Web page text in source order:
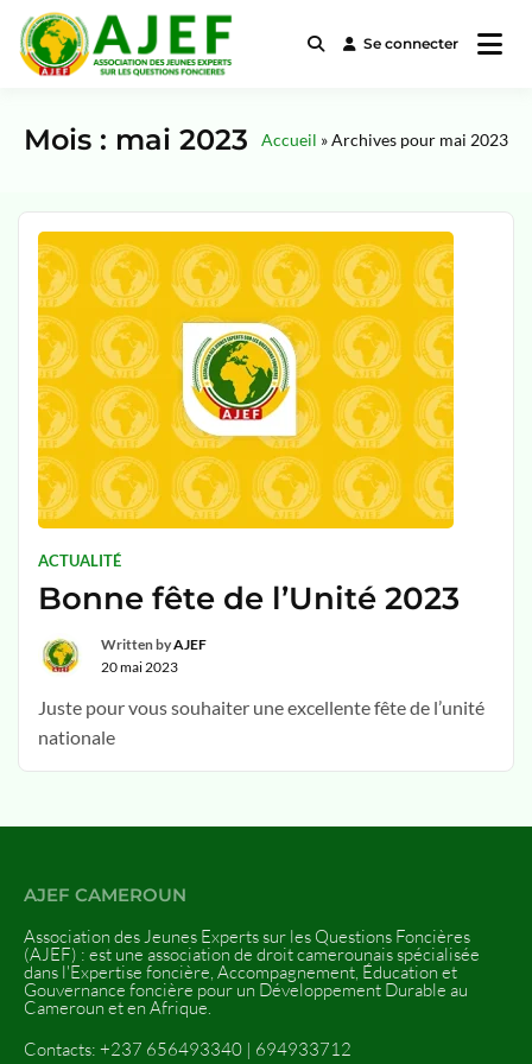
Association des Jeunes Experts
Se connecter
Mois : mai 2023 Accueil »Archives pour mai 2023
ACTUALITÉ
Bonne fête de l’Unité 2023
Written byAJEF
20 mai 2023
Juste pour vous souhaiter une excellente fête de l’unité
nationale
AJEF CAMEROUN
Association des Jeunes Experts sur les Questions Foncières
(AJEF) : est une association de droit camerounais spécialisée
dans l'Expertise foncière, Accompagnement, Éducation et
Gouvernance foncière pour un Développement Durable au
Cameroun et en Afrique.
Contacts: +237 656493340 | 694933712